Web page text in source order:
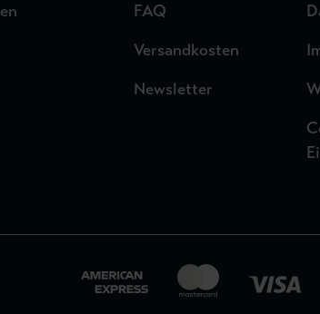
FAQ
Versandkosten
Newsletter